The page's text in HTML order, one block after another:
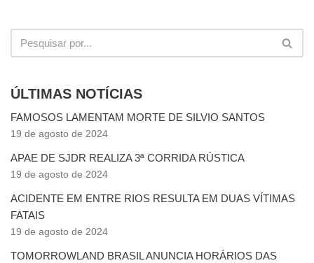
ÚLTIMAS NOTÍCIAS
FAMOSOS LAMENTAM MORTE DE SILVIO SANTOS
19 de agosto de 2024
APAE DE SJDR REALIZA 3ª CORRIDA RÚSTICA
19 de agosto de 2024
ACIDENTE EM ENTRE RIOS RESULTA EM DUAS VÍTIMAS
FATAIS
19 de agosto de 2024
TOMORROWLAND BRASIL ANUNCIA HORÁRIOS DAS